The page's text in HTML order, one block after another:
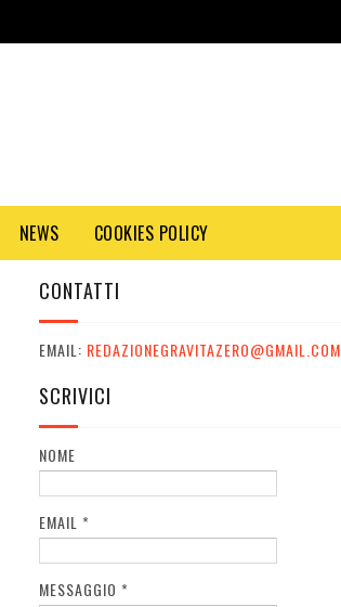
NEWS COOKIES POLICY
CONTATTI
EMAIL: REDAZIONEGRAVITAZERO@GMAIL.COM
SCRIVICI
NOME
EMAIL *
MESSAGGIO *